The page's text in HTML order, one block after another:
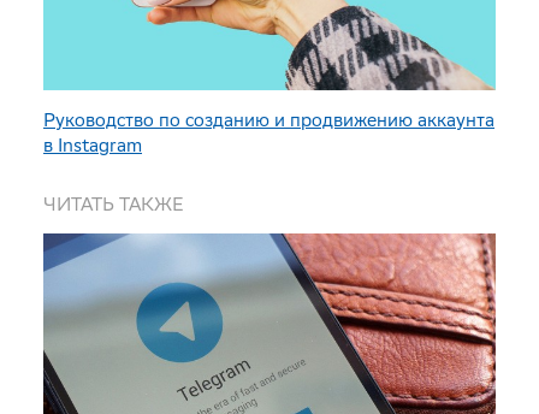
Руководство по созданию и продвижению аккаунта
в Instagram
ЧИТАТЬ ТАКЖЕ